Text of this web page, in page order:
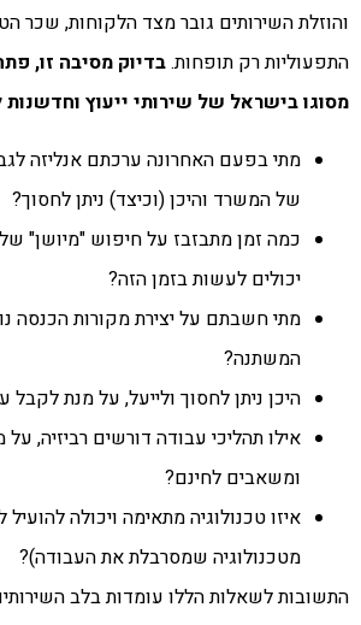
והוזלת השירותים גובר מצד הלקוחות, שכר
התפעוליות רק תופחות.בדיוק מסיבה זו,
מסוגו בישראל של שירותי ייעוץ וחדשנות
מתי בפעם האחרונה ערכתם אנליזה
של המשרד והיכן (וכיצד) ניתן לחסוך?
כמה זמן מתבזבז על חיפוש "מיושן"
יכולים לעשות בזמן הזה?
מתי חשבתם על יצירת מקורות הכנסה
המשתנה?
היכן ניתן לחסוך ולייעל, על מנת
אילו תהליכי עבודה דורשים רביזיה,
ומשאבים לחינם?
איזו טכנולוגיה מתאימה ויכולה
מטכנולוגיה שמסרבלת את העבודה)?
התשובות לשאלות הללו עומדות בלב